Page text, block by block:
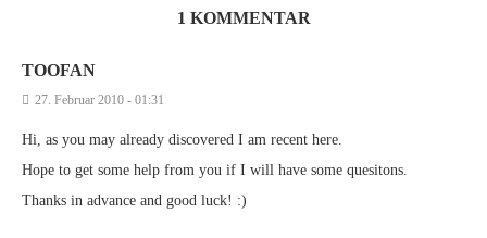
1 KOMMENTAR
TOOFAN
27. Februar 2010 - 01:31
Hi, as you may already discovered I am recent here.
Hope to get some help from you if I will have some quesitons.
Thanks in advance and good luck! :)